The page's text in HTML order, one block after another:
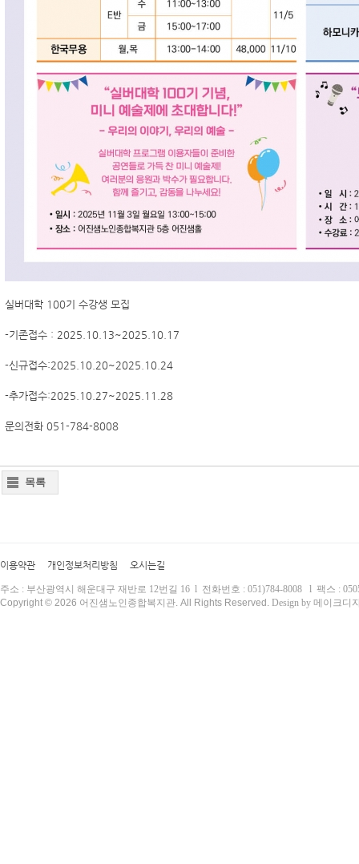
실버대학 100기 수강생 모집
-기존접수 : 2025.10.13~2025.10.17
-신규접수:2025.10.20~2025.10.24
-추가접수:2025.10.27~2025.11.28
문의전화 051-784-8008
목록
이용약관 개인정보처리방침 오시는길
주소 : 부산광역시 해운대구 재반로 12번길 16 l 전화번호 : 051)784-8008 l 팩스 :
Copyright © 2026 어진샘노인종합복지관. All Rights Reserved. Design by 메이크디